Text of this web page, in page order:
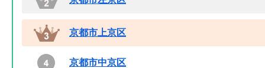
京都市上京区
京都市中京区